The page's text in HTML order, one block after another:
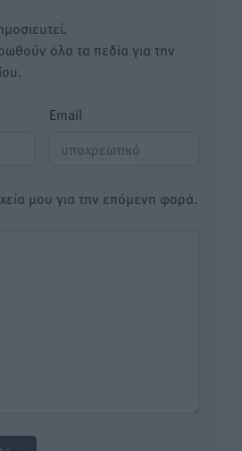
όλα τα πεδία για την
Email
μου για την επόμενη φορά.